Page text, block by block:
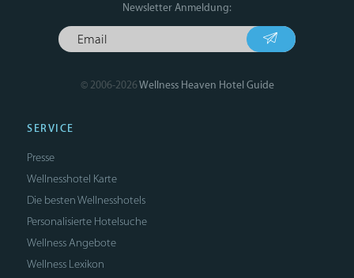
Newsletter Anmeldung:
© 2006-2026Wellness Heaven Hotel Guide
SERVICE
Presse
Wellnesshotel Karte
Die besten Wellnesshotels
Personalisierte Hotelsuche
Wellness Angebote
Wellness Lexikon